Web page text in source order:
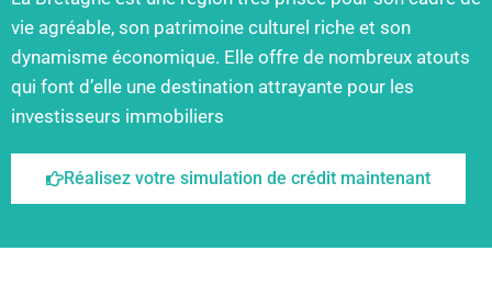
vie agréable, son patrimoine culturel riche et son
dynamisme économique. Elle offre de nombreux atouts
qui font d’elle une destination attrayante pour les
investisseurs immobiliers
Réalisez votre simulation de crédit maintenant